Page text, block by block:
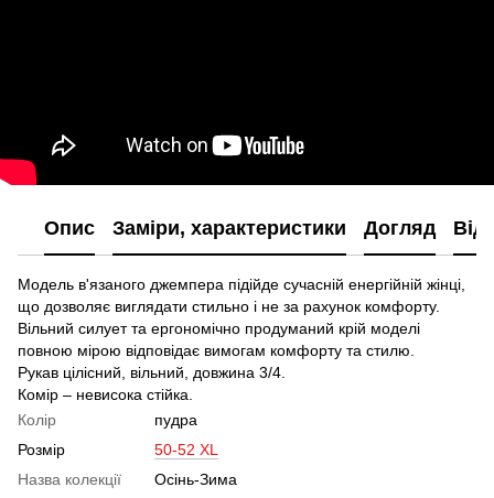
Опис Заміри, характеристики Догляд
Модель в'язаного джемпера підійде сучасній енергійній жінці,
що дозволяє виглядати стильно і не за рахунок комфорту.
Вільний силует та ергономічно продуманий крій моделі
повною мірою відповідає вимогам комфорту та стилю.
Рукав цілісний, вільний, довжина 3/4.
Комір – невисока стійка.
Колір
пудра
Розмір
50-52 XL
Назва колекції
Осінь-Зима